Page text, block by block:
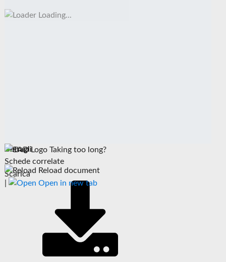
Loading...
Taking too long?
Reload document
Open in new tab
Dettagli
Schede correlate
Scarica